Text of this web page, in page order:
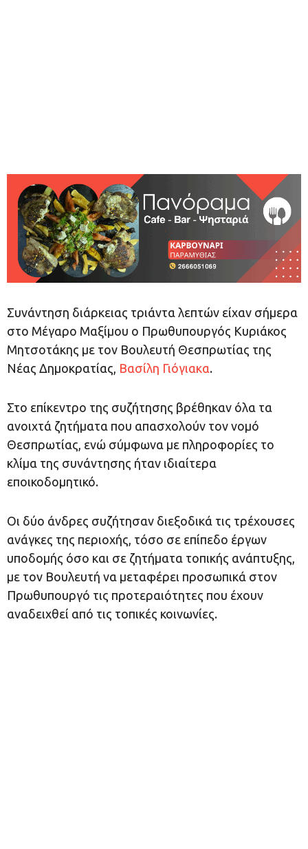
Συνάντηση διάρκειας τριάντα λεπτών είχαν σήμερα
στο Μέγαρο Μαξίμου ο Πρωθυπουργός Κυριάκος
Μητσοτάκης με τον Βουλευτή Θεσπρωτίας της
Νέας Δημοκρατίας, Βασίλη Γιόγιακα.
Στο επίκεντρο της συζήτησης βρέθηκαν όλα τα
ανοιχτά ζητήματα που απασχολούν τον νομό
Θεσπρωτίας, ενώ σύμφωνα με πληροφορίες το
κλίμα της συνάντησης ήταν ιδιαίτερα
εποικοδομητικό.
Οι δύο άνδρες συζήτησαν διεξοδικά τις τρέχουσες
ανάγκες της περιοχής, τόσο σε επίπεδο έργων
υποδομής όσο και σε ζητήματα τοπικής ανάπτυξης,
με τον Βουλευτή να μεταφέρει προσωπικά στον
Πρωθυπουργό τις προτεραιότητες που έχουν
αναδειχθεί από τις τοπικές κοινωνίες.